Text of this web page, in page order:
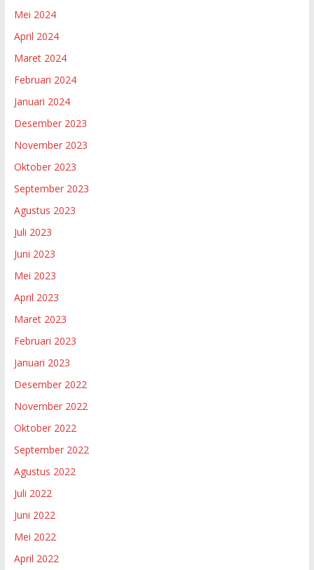
Mei 2024
April 2024
Maret 2024
Februari 2024
Januari 2024
Desember 2023
November 2023
Oktober 2023
September 2023
Agustus 2023
Juli 2023
Juni 2023
Mei 2023
April 2023
Maret 2023
Februari 2023
Januari 2023
Desember 2022
November 2022
Oktober 2022
September 2022
Agustus 2022
Juli 2022
Juni 2022
Mei 2022
April 2022